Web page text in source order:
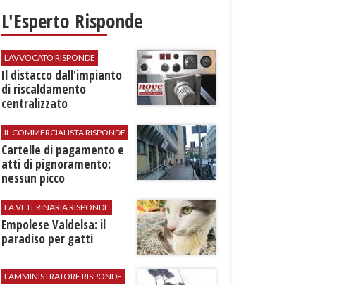
L'Esperto Risponde
L'AVVOCATO RISPONDE
Il distacco dall'impianto
di riscaldamento
centralizzato
IL COMMERCIALISTA RISPONDE
Cartelle di pagamento e
atti di pignoramento:
nessun picco
LA VETERINARIA RISPONDE
Empolese Valdelsa: il
paradiso per gatti
L'AMMINISTRATORE RISPONDE